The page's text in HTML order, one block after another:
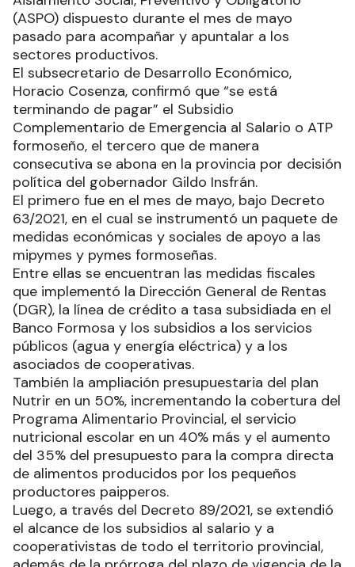
(ASPO) dispuesto durante el mes de mayo
pasado para acompañar y apuntalar a los
sectores productivos.
El subsecretario de Desarrollo Económico,
Horacio Cosenza, confirmó que “se está
terminando de pagar” el Subsidio
Complementario de Emergencia al Salario o ATP
formoseño, el tercero que de manera
consecutiva se abona en la provincia por decisión
política del gobernador Gildo Insfrán.
El primero fue en el mes de mayo, bajo Decreto
63/2021, en el cual se instrumentó un paquete de
medidas económicas y sociales de apoyo a las
mipymes y pymes formoseñas.
Entre ellas se encuentran las medidas fiscales
que implementó la Dirección General de Rentas
(DGR), la línea de crédito a tasa subsidiada en el
Banco Formosa y los subsidios a los servicios
públicos (agua y energía eléctrica) y a los
asociados de cooperativas.
También la ampliación presupuestaria del plan
Nutrir en un 50%, incrementando la cobertura del
Programa Alimentario Provincial, el servicio
nutricional escolar en un 40% más y el aumento
del 35% del presupuesto para la compra directa
de alimentos producidos por los pequeños
productores paipperos.
Luego, a través del Decreto 89/2021, se extendió
el alcance de los subsidios al salario y a
cooperativistas de todo el territorio provincial,